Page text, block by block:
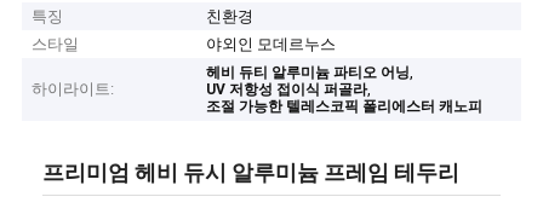
특징
친환경
스타일
야외인 모데르누스
하이라이트:
헤비 듀티 알루미늄 파티오 어닝,
UV 저항성 접이식 퍼골라,
조절 가능한 텔레스코픽 폴리에스터 캐노피
프리미엄 헤비 듀시 알루미늄 프레임 테두리